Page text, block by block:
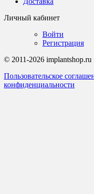
Личный кабинет
Войти
Регистрация
© 2011-2026 implantshop.ru
Пользовательское
конфиденциальности